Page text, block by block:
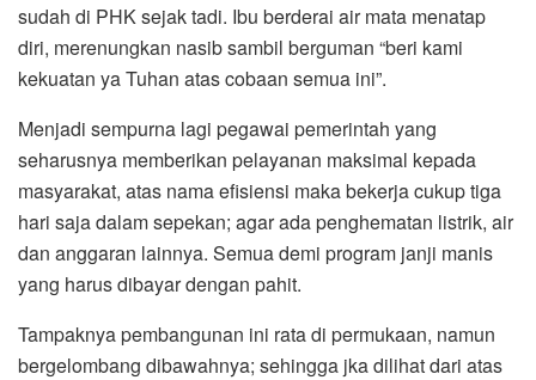
sudah di PHK sejak tadi. Ibu berderai air mata menatap
diri, merenungkan nasib sambil berguman “beri kami
kekuatan ya Tuhan atas cobaan semua ini”.
Menjadi sempurna lagi pegawai pemerintah yang
seharusnya memberikan pelayanan maksimal kepada
masyarakat, atas nama efisiensi maka bekerja cukup tiga
hari saja dalam sepekan; agar ada penghematan listrik, air
dan anggaran lainnya. Semua demi program janji manis
yang harus dibayar dengan pahit.
Tampaknya pembangunan ini rata di permukaan, namun
bergelombang dibawahnya; sehingga jka dilihat dari atas